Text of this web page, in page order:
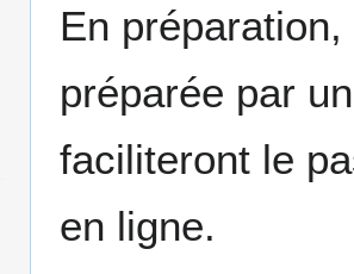
En
préparée par
faciliteront le
en ligne.